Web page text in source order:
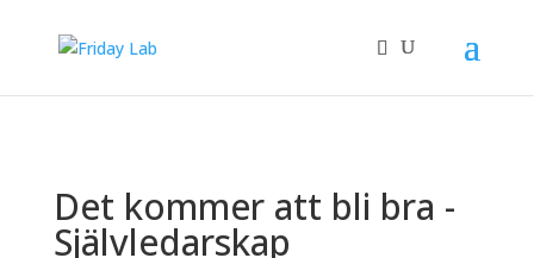
Det kommer att bli bra -
Självledarskap